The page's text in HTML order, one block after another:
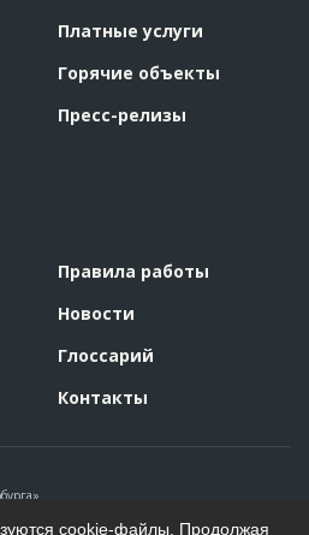
Платные услуги
Горячие объекты
Пресс-релизы
Правила работы
Новости
Глоссарий
Контакты
cookie-файлы. Продолжая